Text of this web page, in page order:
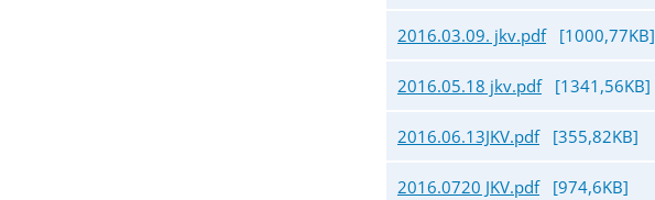
2016.03.09. jkv.pdf [1000,77KB]
2016.05.18 jkv.pdf [1341,56KB]
2016.06.13JKV.pdf [355,82KB]
2016.0720 JKV.pdf [974,6KB]